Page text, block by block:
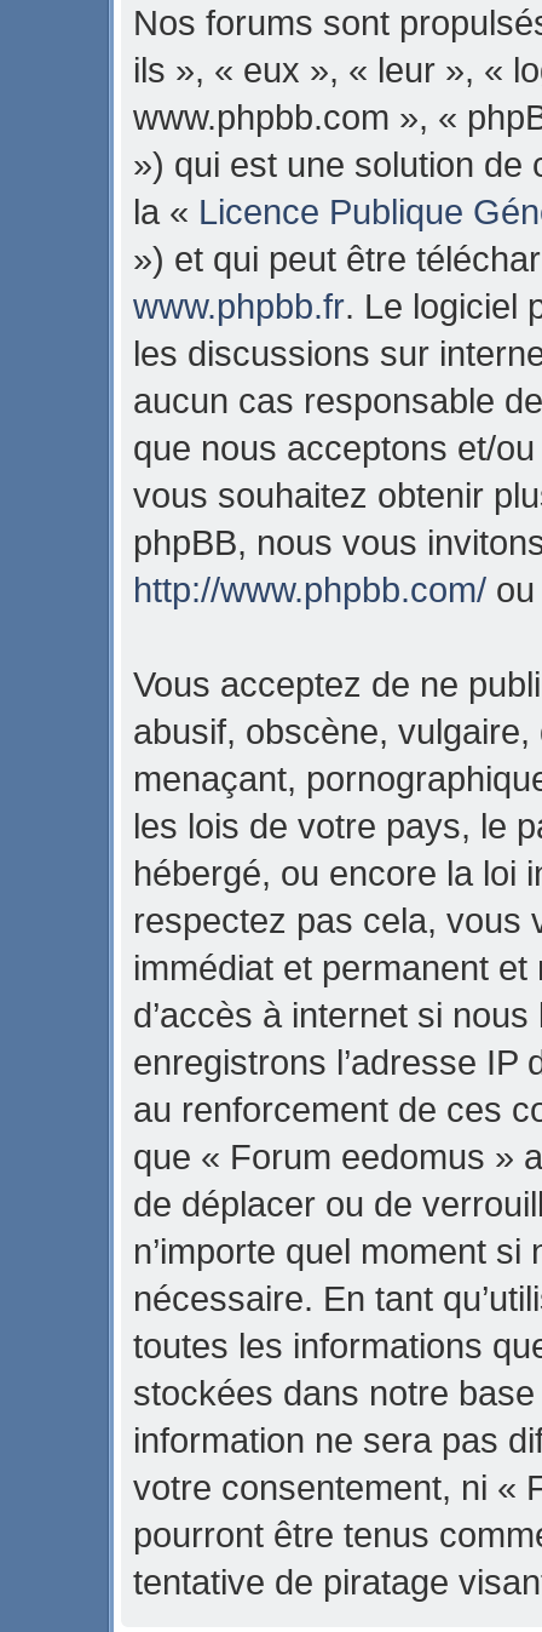
Nos forums sont
ils », « eux », « leur », «
www.phpbb.com », «
») qui est une solution de
la « Licence Publique
») et qui peut être
www.phpbb.fr. Le logiciel
les discussions sur
aucun cas responsable
que nous acceptons et/
vous souhaitez obtenir
phpBB, nous vous
http://www.phpbb.com/
Vous acceptez de ne
abusif, obscène,
menaçant,
les lois de votre pays, le
hébergé, ou encore la loi
respectez pas cela, vous
immédiat et permanent
d’accès à internet si
enregistrons l’adresse IP
au renforcement de ces
que « Forum eedomus »
de déplacer ou de
n’importe quel moment
nécessaire. En tant
toutes les informations
stockées dans notre
information ne sera pas
votre consentement, ni «
pourront être tenus
tentative de piratage